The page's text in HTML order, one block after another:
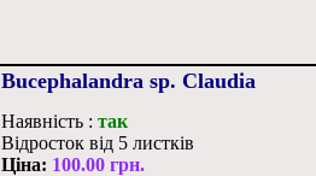
Bucephalandra sp. Claudia
Наявність :так
Відросток від 5 листків
Ціна: 100.00 грн.